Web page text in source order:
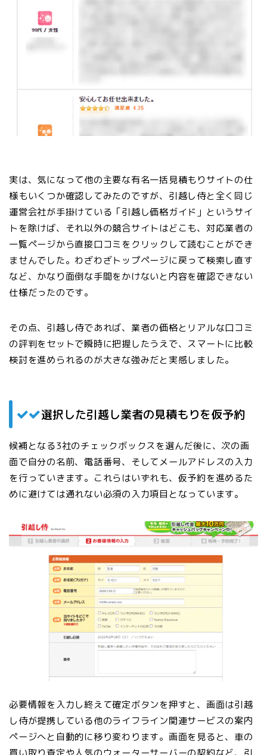
実は、気になって他の主要な有名一括見積もりサイトの仕
様もいくつか確認してみたのですが、引越し侍と全く同じ
運営会社が手掛けている「引越し価格ガイド」というサイ
トを除けば、それ以外の競合サイトはどこも、対応業者の
一覧ページから直接口コミをクリックして読むことができ
ませんでした。わざわざトップページに戻って検索し直す
など、かなり面倒な手間をかけないと内容を確認できない
仕様だったのです。
その点、 引越し侍であれば、業者の価格とリアルな口コミ
の評判をセットで瞬時に把握したうえで、スマートに比較
検討を進められるのが大きな強みだと実感しました。
選択した引越し業者の見積もりを仮予約
候補となる3社のチェックボックスを選んだ後に、次の画
面で自分の名前、電話番号、そしてメールアドレスの入力
を行っていきます。これらはいずれも、仮予約を進めるた
めに避けては通れない必須の入力項目となっています。
必要情報を入力し終えて確定ボタンを押すと、画面は引越
し侍が提携している他のライフライン関連サービスの案内
ページへと自動的に移り変わります。画面を見ると、車の